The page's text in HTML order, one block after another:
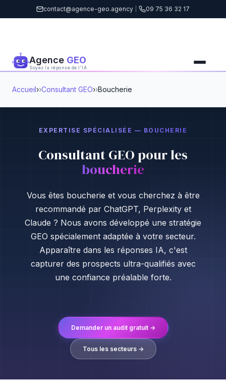
contact@agence-geo.agency 09 75 36 32 17
Agence GEO
Soyez la réponse de l'IA
Accueil› Consultant GEO› Boucherie
EXPERTISE SPÉCIALISÉE — BOUCHERIE
Consultant GEO pour les
boucherie
Vous êtes boucherie et vous cherchez à être
recommandé par ChatGPT, Perplexity et
Claude ? Nous avons développé une stratégie
GEO spécialement adaptée à votre secteur.
Apparaître dans les réponses IA, c'est
capturer des prospects ultra-qualifiés avec
une confiance préalable forte.
Demander un audit gratuit →
Tous les secteurs →